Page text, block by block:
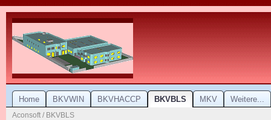
Home BKVWIN BKVHACCP BKVBLS MKV Weitere...
Aconsoft / BKVBLS